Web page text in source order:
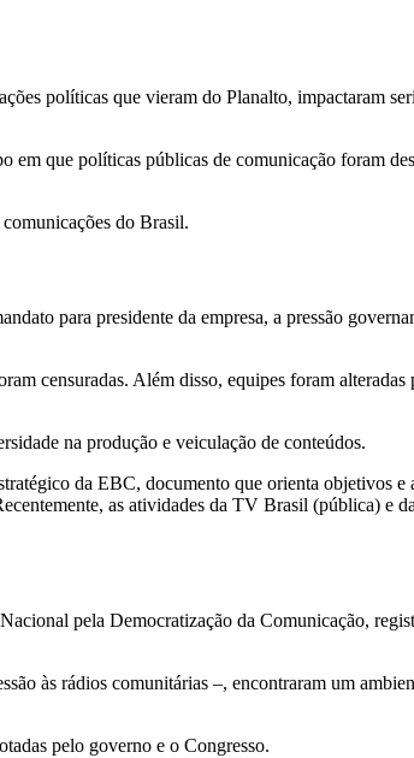
políticas que vieram do Planalto, impactaram
em que políticas públicas de comunicação foram
do Brasil.
para presidente da empresa, a pressão
censuradas. Além disso, equipes foram
na produção e veiculação de conteúdos.
da EBC, documento que orienta objetivos e
as atividades da TV Brasil (pública) e
pela Democratização da Comunicação,
às rádios comunitárias –, encontraram um
pelo governo e o Congresso.